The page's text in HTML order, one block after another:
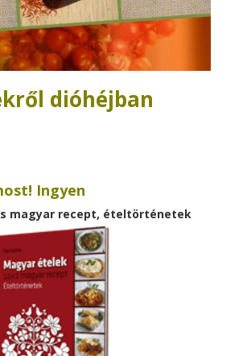
dióhéjban
Ingyen
magyar recept, ételtörténetek